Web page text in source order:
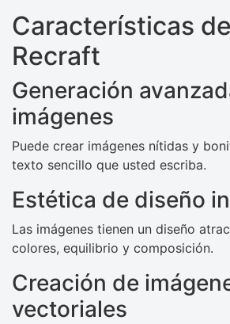
Características
Recraft
Generación
imágenes
Puede crear imágenes nítidas y
texto sencillo que usted escriba.
Estética de diseño
Las imágenes tienen un diseño
colores, equilibrio y composición.
Creación de
vectoriales